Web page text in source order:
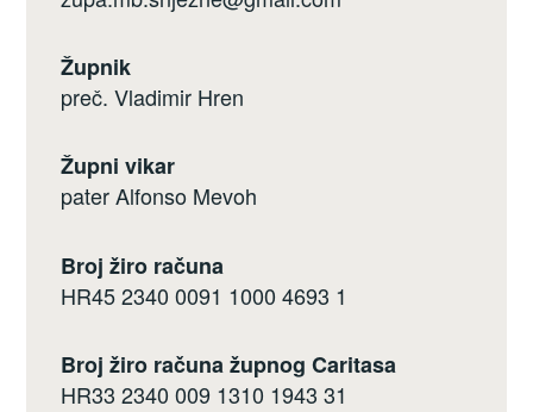
Župnik
preč. Vladimir Hren
Župni vikar
pater Alfonso Mevoh
Broj žiro računa
HR45 2340 0091 1000 4693 1
Broj žiro računa župnog Caritasa
HR33 2340 009 1310 1943 31